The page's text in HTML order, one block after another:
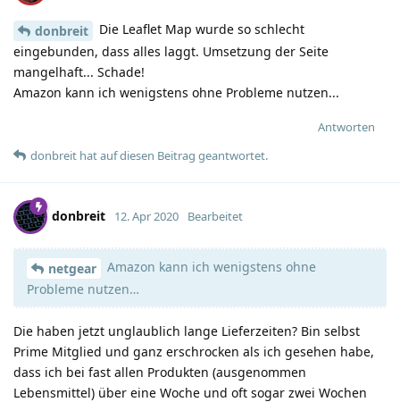
donbreit
Die Leaflet Map wurde so schlecht
eingebunden, dass alles laggt. Umsetzung der Seite
mangelhaft... Schade!
Amazon kann ich wenigstens ohne Probleme nutzen...
Antworten
donbreit hatauf diesen Beitrag geantwortet.
donbreit 12. Apr 2020 Bearbeitet
netgear
Amazon kann ich wenigstens ohne
Probleme nutzen…
Die haben jetzt unglaublich lange Lieferzeiten? Bin selbst
Prime Mitglied und ganz erschrocken als ich gesehen habe,
dass ich bei fast allen Produkten (ausgenommen
Lebensmittel) über eine Woche und oft sogar zwei Wochen